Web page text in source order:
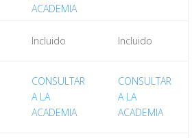
ACADEMIA
Incluido Incluido
CONSULTAR
A LA
ACADEMIA
CONSULTAR
A LA
ACADEMIA